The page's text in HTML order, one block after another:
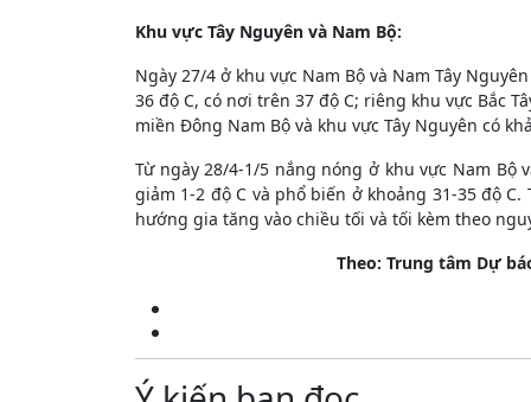
Khu vực Tây Nguyên và Nam Bộ:
Ngày 27/4 ở khu vực Nam Bộ và Nam Tây
36 độ C, có nơi trên 37 độ C; riêng khu vực Bắc
miền Đông Nam Bộ và khu vực Tây Nguyên có
Từ ngày 28/4-1/5 nắng nóng ở khu vực Nam Bộ
giảm 1-2 độ C và phổ biến ở khoảng 31-35 độ
hướng gia tăng vào chiều tối và tối kèm theo
Theo: Trung tâm Dự